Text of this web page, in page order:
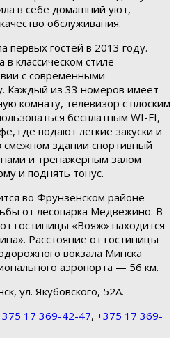
в себе домашний уют,
обслуживания.
первых гостей в 2013 году.
классическом стиле
с современными
Каждый из 33 номеров имеет
комнату, телевизор с плоским
бесплатным WI-FI,
где подают легкие закуски и
смежном здании спортивный
и тренажерным залом
и поднять тонус.
во Фрунзенском районе
от лесопарка Медвежино. В
гостиницы «Вояж» находится
Расстояние от гостиницы
вокзала Минска
аэропорта — 56 км.
ул. Якубовского, 52А.
17 369-42-47, +375 17 369-